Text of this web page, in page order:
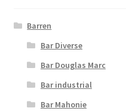
Barren
Bar Diverse
Bar Douglas Marc
Bar industrial
Bar Mahonie